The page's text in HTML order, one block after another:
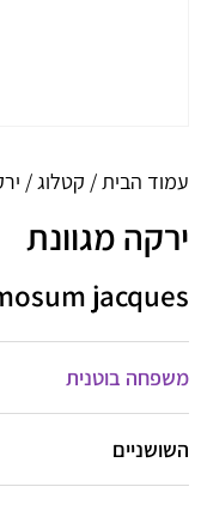
עמוד הבית / קטלוג /
ירקה מגוונת
jacques
משפחה בוטנית
השושניים